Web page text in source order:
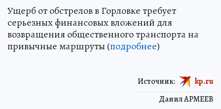
Ущерб от обстрелов в Горловке требует
серьезных финансовых вложений для
возвращения общественного транспорта на
привычные маршруты (подробнее)
Данил АРМЕЕВ
Источник: kp.ru